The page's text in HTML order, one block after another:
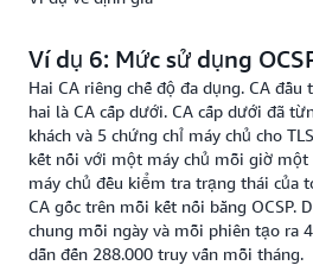
9.000 x 0,35 USD (chứng chỉ chế độ đa
Tổng cộng = 4.309 USD
Một CA riêng chế độ đa dụng và một
chỉ ngắn hạn trong cùng một Khu vực:
1 x 400 USD (vận hành CA riêng chế
1 x 50 USD (vận hành CA riêng chế
1.000 x 0,75 USD (chứng chỉ chế độ
1.000 x 0,35 USD (chứng chỉ chế độ
17.000 x 0,058 USD (chứng chỉ chế
Tổng cộng = 2.536 USD
Ví dụ 6: Mức sử dụng
Hai CA riêng chế độ đa dụng. CA đầu
hai là CA cấp dưới. CA cấp dưới đã
khách và 5 chứng chỉ máy chủ cho
kết nối với một máy chủ mỗi giờ một
máy chủ đều kiểm tra trạng thái của
CA gốc trên mỗi kết nối bằng OCSP.
chung mỗi ngày và mỗi phiên tạo ra
dẫn đến 288.000 truy vấn mỗi tháng.